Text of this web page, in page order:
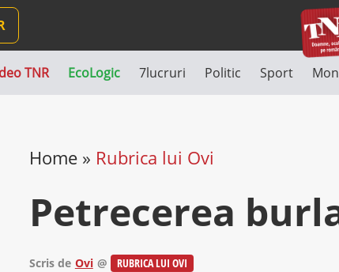
TNR EcoLogic 7lucruri Politic Sport
Home» Rubrica lui Ovi
Petrecerea
Scris de Ovi @
RUBRICA LUI OVI